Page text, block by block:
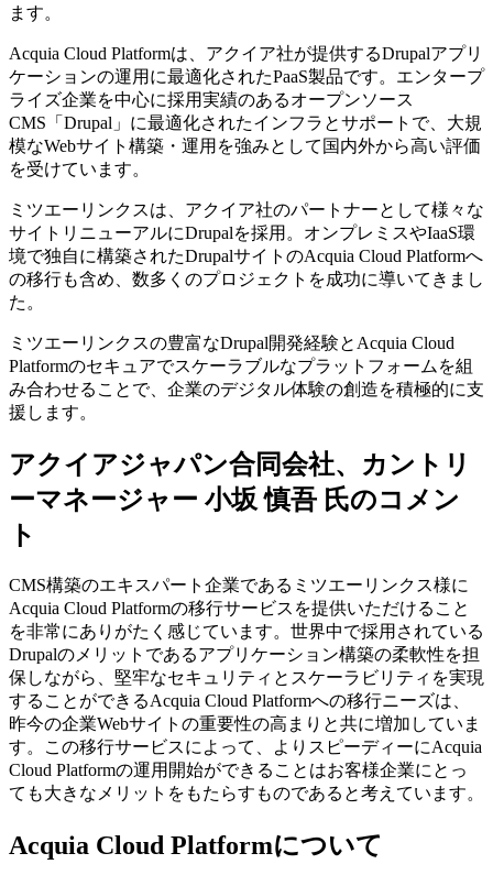
ます。
Acquia Cloud Platformは、アクイア社が提供するDrupalアプリ
ケーションの運用に最適化されたPaaS製品です。エンタープ
ライズ企業を中心に採用実績のあるオープンソース
CMS「Drupal」に最適化されたインフラとサポートで、大規
模なWebサイト構築・運用を強みとして国内外から高い評価
を受けています。
ミツエーリンクスは、アクイア社のパートナーとして様々な
サイトリニューアルにDrupalを採用。オンプレミスやIaaS環
境で独自に構築されたDrupalサイトのAcquia Cloud Platformへ
の移行も含め、数多くのプロジェクトを成功に導いてきまし
た。
ミツエーリンクスの豊富なDrupal開発経験とAcquia Cloud
Platformのセキュアでスケーラブルなプラットフォームを組
み合わせることで、企業のデジタル体験の創造を積極的に支
援します。
アクイアジャパン合同会社、カントリ
ーマネージャー 小坂 慎吾 氏のコメン
ト
CMS構築のエキスパート企業であるミツエーリンクス様に
Acquia Cloud Platformの移行サービスを提供いただけること
を非常にありがたく感じています。世界中で採用されている
Drupalのメリットであるアプリケーション構築の柔軟性を担
保しながら、堅牢なセキュリティとスケーラビリティを実現
することができるAcquia Cloud Platformへの移行ニーズは、
昨今の企業Webサイトの重要性の高まりと共に増加していま
す。この移行サービスによって、よりスピーディーにAcquia
Cloud Platformの運用開始ができることはお客様企業にとっ
ても大きなメリットをもたらすものであると考えています。
Acquia Cloud Platformについて